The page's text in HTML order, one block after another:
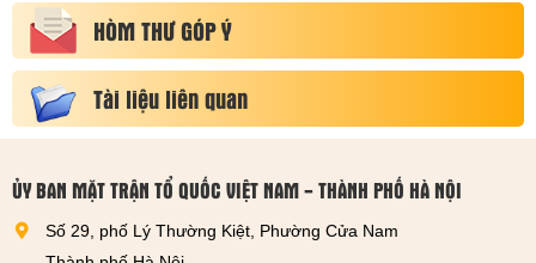
HÒM THƯ GÓP Ý
Tài liệu liên quan
ỦY BAN MẶT TRẬN TỔ QUỐC VIỆT NAM - THÀNH PHỐ HÀ NỘI
Số 29, phố Lý Thường Kiệt, Phường Cửa Nam